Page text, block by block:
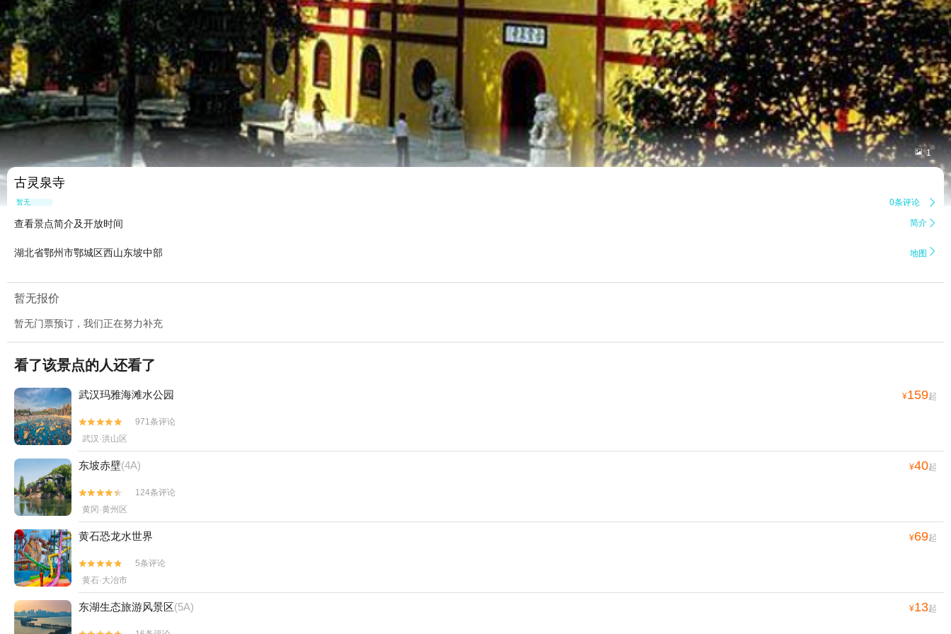
 1
古灵泉寺
暂无点评 0条评论 
查看景点简介及开放时间 简介 
湖北省鄂州市鄂城区西山东坡中部 地图 
暂无报价
暂无门票预订，我们正在努力补充
看了该景点的人还看了
武汉玛雅海滩水公园 ¥159起


971条评论
武汉·洪山区
东坡赤壁(4A) ¥40起


124条评论
黄冈·黄州区
黄石恐龙水世界 ¥69起


5条评论
黄石·大冶市
东湖生态旅游风景区(5A) ¥13起